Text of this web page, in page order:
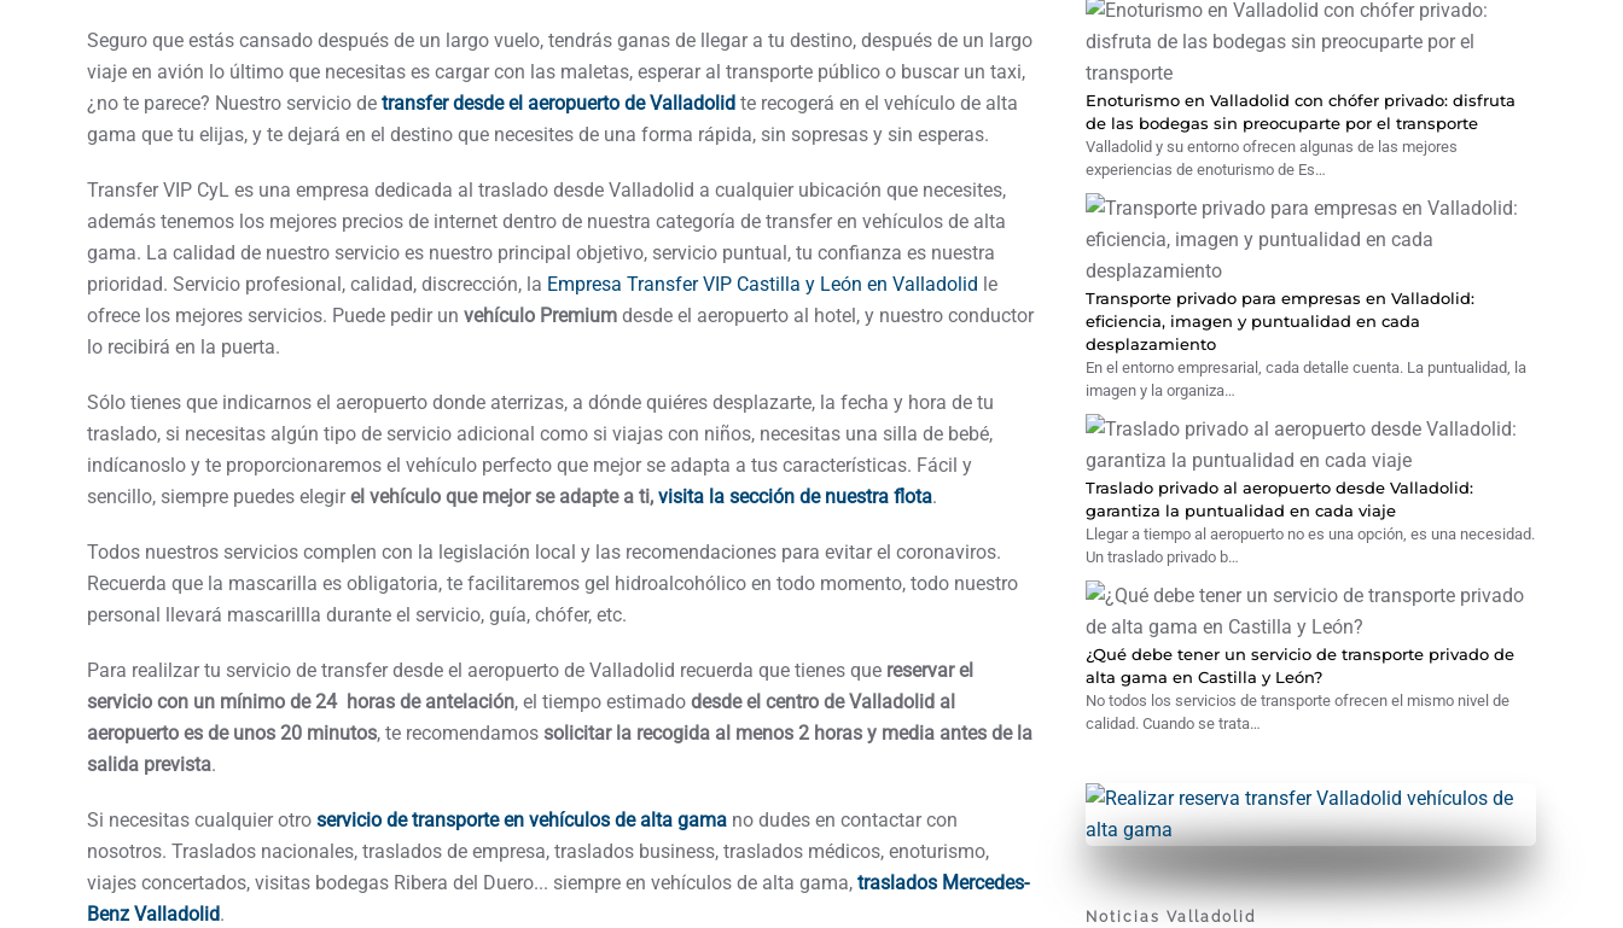
Seguro que estás cansado después de un largo vuelo, tendrás ganas de llegar a tu destino, después de un largo
viaje en avión lo último que necesitas es cargar con las maletas, esperar al transporte público o buscar un taxi,
¿no te parece? Nuestro servicio de transfer desde el aeropuerto de Valladolid te recogerá en el vehículo de alta
gama que tu elijas, y te dejará en el destino que necesites de una forma rápida, sin sopresas y sin esperas.
Transfer VIP CyL es una empresa dedicada al traslado desde Valladolid a cualquier ubicación que necesites,
además tenemos los mejores precios de internet dentro de nuestra categoría de transfer en vehículos de alta
gama. La calidad de nuestro servicio es nuestro principal objetivo, servicio puntual, tu confianza es nuestra
prioridad. Servicio profesional, calidad, discrección, la Empresa Transfer VIP Castilla y León en Valladolid le
ofrece los mejores servicios. Puede pedir un vehículo Premium desde el aeropuerto al hotel, y nuestro conductor
lo recibirá en la puerta.
Sólo tienes que indicarnos el aeropuerto donde aterrizas, a dónde quiéres desplazarte, la fecha y hora de tu
traslado, si necesitas algún tipo de servicio adicional como si viajas con niños, necesitas una silla de bebé,
indícanoslo y te proporcionaremos el vehículo perfecto que mejor se adapta a tus características. Fácil y
sencillo, siempre puedes elegirel vehículo que mejor se adapte a ti, visita la sección de nuestra flota.
Todos nuestros servicios complen con la legislación local y las recomendaciones para evitar el coronaviros.
Recuerda que la mascarilla es obligatoria, te facilitaremos gel hidroalcohólico en todo momento, todo nuestro
personal llevará mascarillla durante el servicio, guía, chófer, etc.
Para realilzar tu servicio de transfer desde el aeropuerto de Valladolid recuerda que tienes que reservar el
servicio con un mínimo de 24 horas de antelación, el tiempo estimado desde el centro de Valladolid al
aeropuerto es de unos 20 minutos, te recomendamos solicitar la recogida al menos 2 horas y media antes de la
salida prevista.
Si necesitas cualquier otro servicio de transporte en vehículos de alta gama no dudes en contactar con
nosotros. Traslados nacionales, traslados de empresa, traslados business, traslados médicos, enoturismo,
viajes concertados, visitas bodegas Ribera del Duero... siempre en vehículos de alta gama, traslados Mercedes-
Benz Valladolid.
Enoturismo en Valladolid con chófer privado: disfruta
de las bodegas sin preocuparte por el transporte
Valladolid y su entorno ofrecen algunas de las mejores
experiencias de enoturismo de Es…
Transporte privado para empresas en Valladolid:
eficiencia, imagen y puntualidad en cada
desplazamiento
En el entorno empresarial, cada detalle cuenta. La puntualidad, la
imagen y la organiza…
Traslado privado al aeropuerto desde Valladolid:
garantiza la puntualidad en cada viaje
Llegar a tiempo al aeropuerto no es una opción, es una necesidad.
Un traslado privado b…
¿Qué debe tener un servicio de transporte privado de
alta gama en Castilla y León?
No todos los servicios de transporte ofrecen el mismo nivel de
calidad. Cuando se trata…
Noticias Valladolid